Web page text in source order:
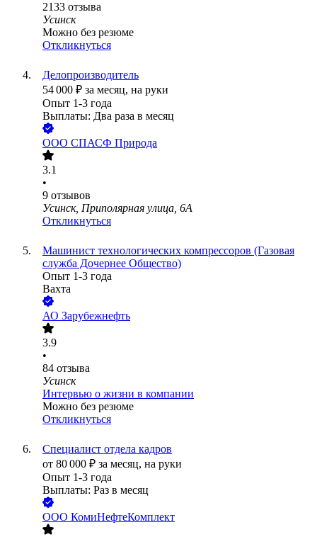
2133 отзыва
Усинск
Можно без резюме
Откликнуться
Делопроизводитель
54 000 ₽ за месяц, на руки
Опыт 1-3 года
Выплаты: Два раза в месяц
ООО СПАСФ Природа
3.1
•
9 отзывов
Усинск, Приполярная улица, 6А
Откликнуться
Машинист технологических компрессоров (Газовая
служба Дочернее Общество)
Опыт 1-3 года
Вахта
АО Зарубежнефть
3.9
•
84 отзыва
Усинск
Интервью о жизни в компании
Можно без резюме
Откликнуться
Специалист отдела кадров
от 80 000 ₽ за месяц, на руки
Опыт 1-3 года
Выплаты: Раз в месяц
ООО КомиНефтеКомплект